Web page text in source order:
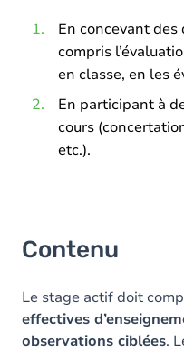
En concevant
compris
en classe, en les
En participant à
cours
etc.).
Contenu
Le stage actif doit
effectives
observations ciblées.